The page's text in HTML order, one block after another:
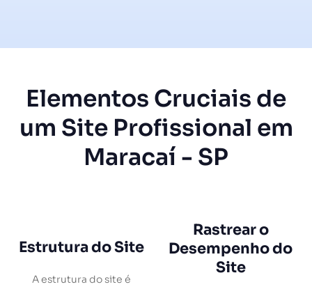
Elementos Cruciais de
um Site Profissional em
Maracaí - SP
Estrutura do Site
A estrutura do site é
Rastrear o
Desempenho do
Site